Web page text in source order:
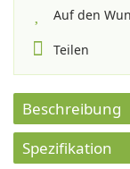
Auf den
Teilen
Beschreibung
Spezifikation